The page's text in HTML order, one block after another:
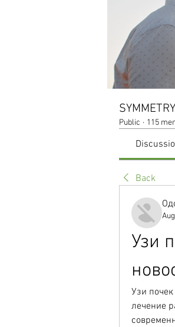
Public · 115
Back
Узи
Узи
лечение